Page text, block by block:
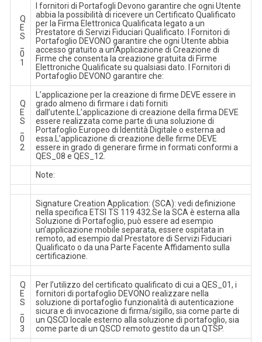
Q
E
S
0
1
I fornitori di Portafogli Devono garantire che ogni Utente
abbia la possibilità di ricevere un Certificato Qualificato
per la Firma Elettronica Qualificata legato a un
Prestatore di Servizi Fiduciari Qualificato. I Fornitori di
Portafoglio DEVONO garantire che ogni Utente abbia
accesso gratuito a un’Applicazione di Creazione di
Firme che consenta la creazione gratuita di Firme
Elettroniche Qualificate su qualsiasi dato. I Fornitori di
Portafoglio DEVONO garantire che:
Q
E
S
0
2
L’applicazione per la creazione di firme DEVE essere in
grado almeno di firmare i dati forniti
dall’utente.L’applicazione di creazione della firma DEVE
essere realizzata come parte di una soluzione di
Portafoglio Europeo di Identità Digitale o esterna ad
essa.L’applicazione di creazione delle firme DEVE
essere in grado di generare firme in formati conformi a
QES_08 e QES_12.
Note:
Signature Creation Application: (SCA): vedi definizione
nella specifica ETSI TS 119 432.Se la SCA è esterna alla
Soluzione di Portafoglio, può essere ad esempio
un’applicazione mobile separata, essere ospitata in
remoto, ad esempio dal Prestatore di Servizi Fiduciari
Qualificato o da una Parte Facente Affidamento sulla
certificazione.
Q
E
S
0
3
Per l’utilizzo del certificato qualificato di cui a QES_01, i
fornitori di portafoglio DEVONO realizzare nella
soluzione di portafoglio funzionalità di autenticazione
sicura e di invocazione di firma/sigillo, sia come parte di
un QSCD locale esterno alla soluzione di portafoglio, sia
come parte di un QSCD remoto gestito da un QTSP.